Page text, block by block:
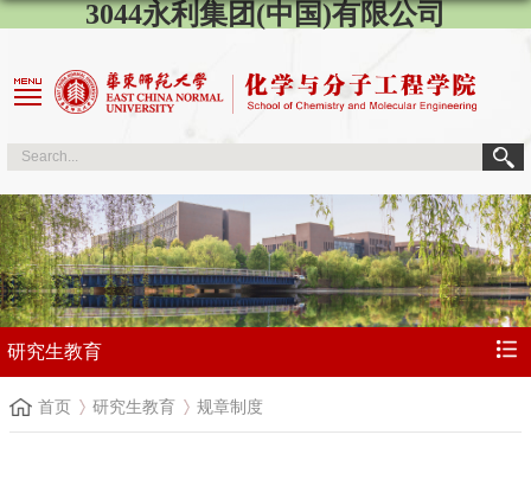
3044永利集团(中国)有限公司
研究生教育
首页 研究生教育 规章制度